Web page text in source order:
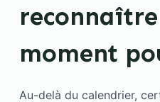
moment
Au-delà du calendrier,